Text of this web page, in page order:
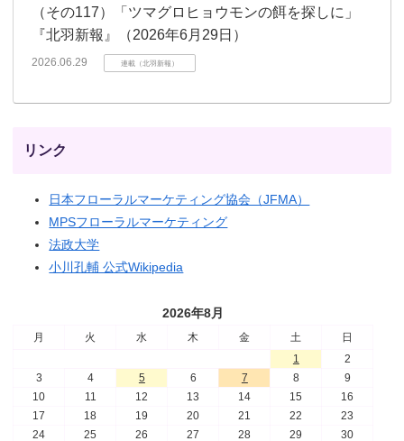
（その117）「ツマグロヒョウモンの餌を探しに」
『北羽新報』（2026年6月29日）
2026.06.29 連載（北羽新報）
リンク
日本フローラルマーケティング協会（JFMA）
MPSフローラルマーケティング
法政大学
小川孔輔 公式Wikipedia
2026年8月
月 火 水 木 金 土
日
1
2
3
4 5 6 7 8
9
10
11 12 13 14 15
16
17
18 19 20 21 22
23
24
25 26 27 28 29 30